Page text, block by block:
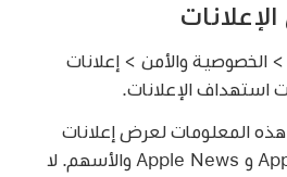
> الخصوصية والأمن > إعلانات
تستخدم شركة Apple هذه المعلومات لعرض إعلانات
مناسبة لك في App Store و Apple News والأسهم. لا